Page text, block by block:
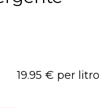
19.95 € per litro